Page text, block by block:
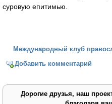
суровую епитимью.
Международный клуб
Добавить комментарий
Дорогие друзья, наш